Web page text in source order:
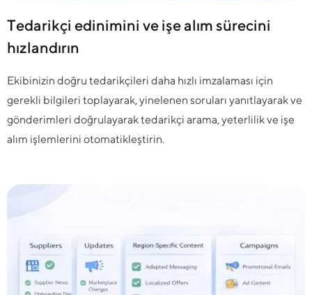
Tedarikçi edinimini ve işe alım sürecini
hızlandırın
Ekibinizin doğru tedarikçileri daha hızlı imzalaması için
gerekli bilgileri toplayarak, yinelenen soruları yanıtlayarak ve
gönderimleri doğrulayarak tedarikçi arama, yeterlilik ve işe
alım işlemlerini otomatikleştirin.